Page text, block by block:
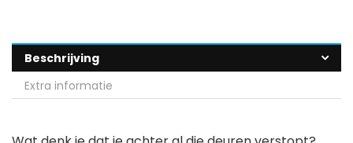
Beschrijving
Extra informatie